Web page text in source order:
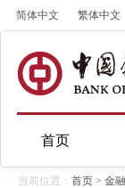
简体中文 繁体中文
首页
当前位置： 首页 > 金